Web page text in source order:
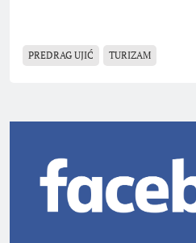
PREDRAG UJIĆ TURIZAM